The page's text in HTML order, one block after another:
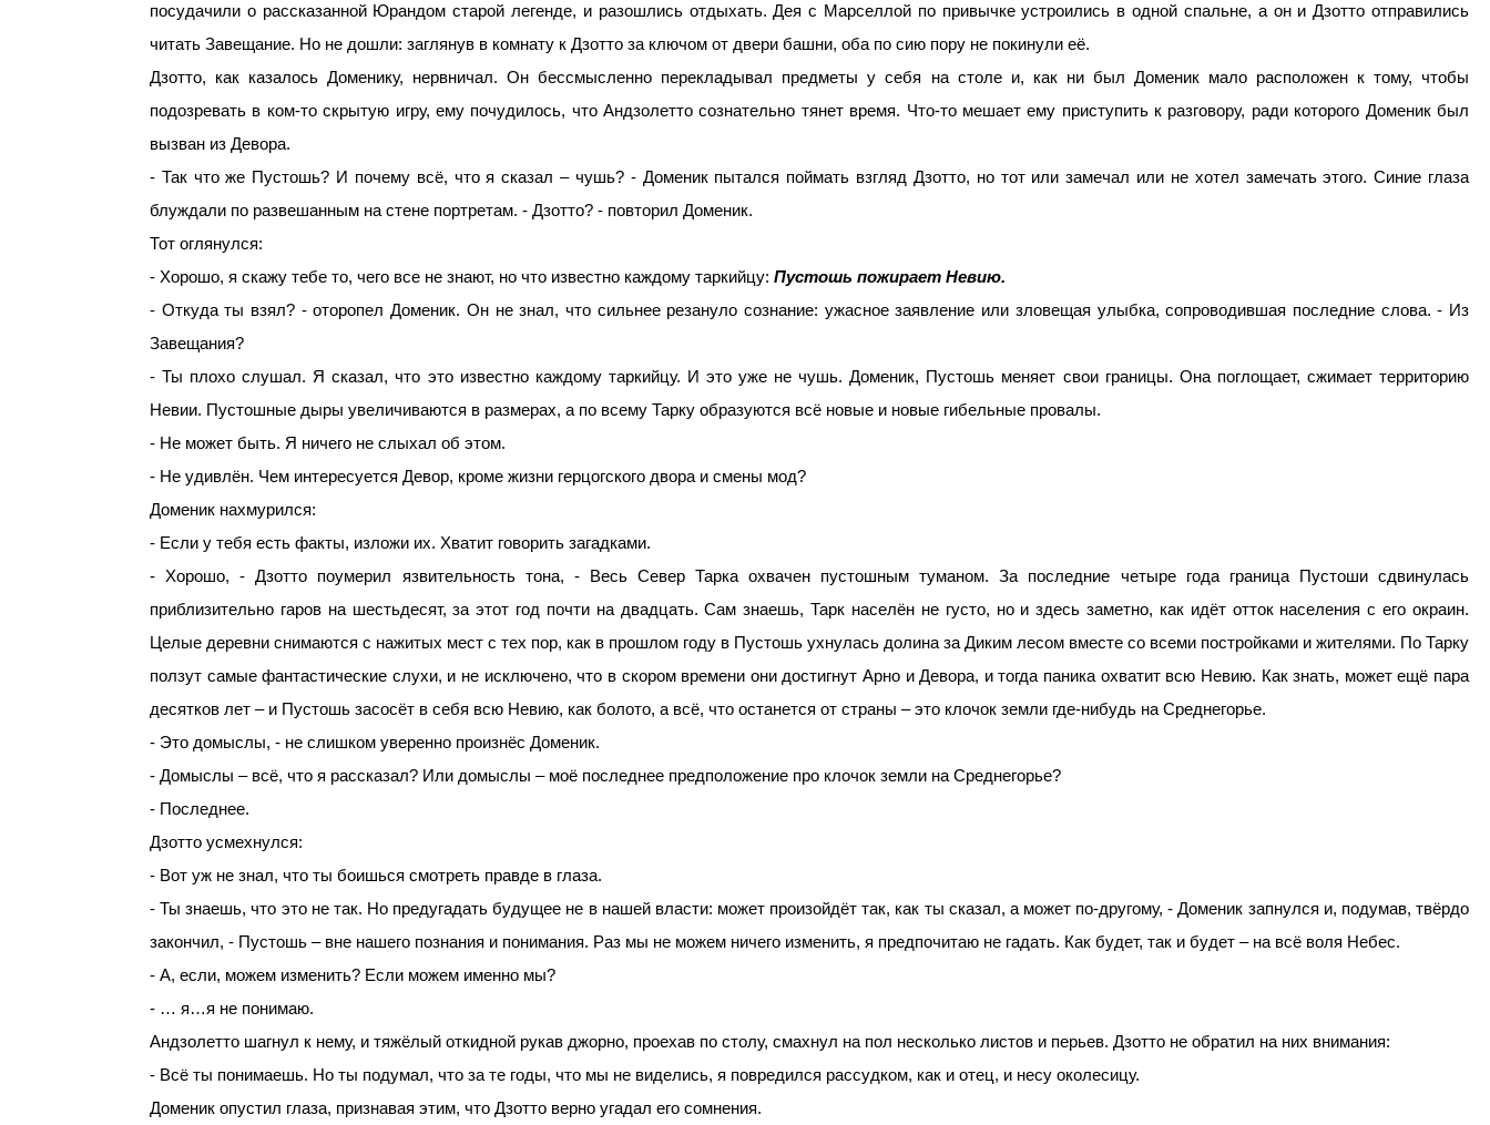
посудачили о рассказанной Юрандом старой легенде, и разошлись отдыхать. Дея с Марселлой по привычке устроились в одной спальне, а он и Дзотто отправились
читать Завещание. Но не дошли: заглянув в комнату к Дзотто за ключом от двери башни, оба по сию пору не покинули её.
Дзотто, как казалось Доменику, нервничал. Он бессмысленно перекладывал предметы у себя на столе и, как ни был Доменик мало расположен к тому, чтобы
подозревать в ком-то скрытую игру, ему почудилось, что Андзолетто сознательно тянет время. Что-то мешает ему приступить к разговору, ради которого Доменик был
вызван из Девора.
- Так что же Пустошь? И почему всё, что я сказал – чушь? - Доменик пытался поймать взгляд Дзотто, но тот или замечал или не хотел замечать этого. Синие глаза
блуждали по развешанным на стене портретам. - Дзотто? - повторил Доменик.
Тот оглянулся:
- Хорошо, я скажу тебе то, чего все не знают, но что известно каждому таркийцу: Пустошь пожирает Невию.
- Откуда ты взял? - оторопел Доменик. Он не знал, что сильнее резануло сознание: ужасное заявление или зловещая улыбка, сопроводившая последние слова. - Из
Завещания?
- Ты плохо слушал. Я сказал, что это известно каждому таркийцу. И это уже не чушь. Доменик, Пустошь меняет свои границы. Она поглощает, сжимает территорию
Невии. Пустошные дыры увеличиваются в размерах, а по всему Тарку образуются всё новые и новые гибельные провалы.
- Не может быть. Я ничего не слыхал об этом.
- Не удивлён. Чем интересуется Девор, кроме жизни герцогского двора и смены мод?
Доменик нахмурился:
- Если у тебя есть факты, изложи их. Хватит говорить загадками.
- Хорошо, - Дзотто поумерил язвительность тона, - Весь Север Тарка охвачен пустошным туманом. За последние четыре года граница Пустоши сдвинулась
приблизительно гаров на шестьдесят, за этот год почти на двадцать. Сам знаешь, Тарк населён не густо, но и здесь заметно, как идёт отток населения с его окраин.
Целые деревни снимаются с нажитых мест с тех пор, как в прошлом году в Пустошь ухнулась долина за Диким лесом вместе со всеми постройками и жителями. По Тарку
ползут самые фантастические слухи, и не исключено, что в скором времени они достигнут Арно и Девора, и тогда паника охватит всю Невию. Как знать, может ещё пара
десятков лет – и Пустошь засосёт в себя всю Невию, как болото, а всё, что останется от страны – это клочок земли где-нибудь на Среднегорье.
- Это домыслы, - не слишком уверенно произнёс Доменик.
- Домыслы – всё, что я рассказал? Или домыслы – моё последнее предположение про клочок земли на Среднегорье?
- Последнее.
Дзотто усмехнулся:
- Вот уж не знал, что ты боишься смотреть правде в глаза.
- Ты знаешь, что это не так. Но предугадать будущее не в нашей власти: может произойдёт так, как ты сказал, а может по-другому, - Доменик запнулся и, подумав, твёрдо
закончил, - Пустошь – вне нашего познания и понимания. Раз мы не можем ничего изменить, я предпочитаю не гадать. Как будет, так и будет – на всё воля Небес.
- А, если, можем изменить? Если можем именно мы?
- … я…я не понимаю.
Андзолетто шагнул к нему, и тяжёлый откидной рукав джорно, проехав по столу, смахнул на пол несколько листов и перьев. Дзотто не обратил на них внимания:
- Всё ты понимаешь. Но ты подумал, что за те годы, что мы не виделись, я повредился рассудком, как и отец, и несу околесицу.
Доменик опустил глаза, признавая этим, что Дзотто верно угадал его сомнения.